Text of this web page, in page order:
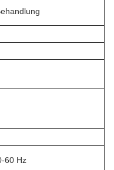
60 Hz